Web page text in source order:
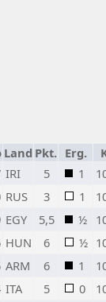
Land Pkt. Erg.
IRI 5 1
RUS 3 1
EGY 5,5 ½
HUN 6 ½
ARM 6 1
ITA 5 0